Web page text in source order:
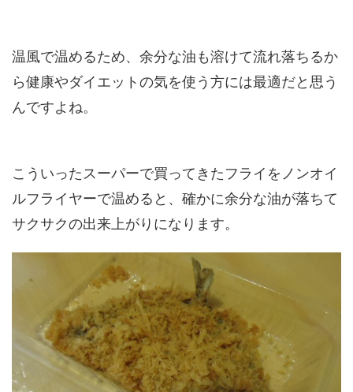
温風で温めるため、余分な油も溶けて流れ落ちるか
ら健康やダイエットの気を使う方には最適だと思う
んですよね。
こういったスーパーで買ってきたフライをノンオイ
ルフライヤーで温めると、確かに余分な油が落ちて
サクサクの出来上がりになります。